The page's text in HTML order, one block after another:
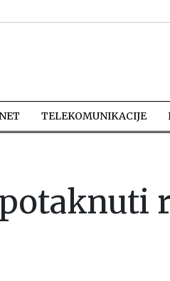
TELEKOMUNIKACIJE